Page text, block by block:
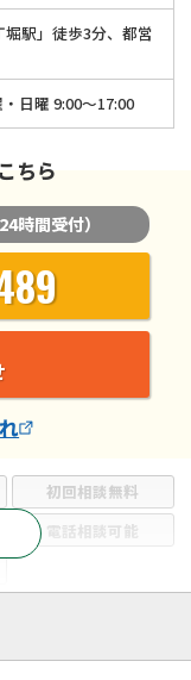
初回相談無料
電話相談可能
相続登記
駅」徒歩3分、都営
日曜 9:00～17:00
ちら
時間受付）